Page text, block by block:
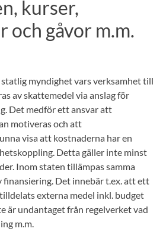
kurser,
och gåvor m.m.
myndighet vars verksamhet till
av skattemedel via anslag för
Det medför ett ansvar att
motiveras och att
visa att kostnaderna har en
Detta gäller inte minst
Inom staten tillämpas samma
finansiering. Det innebär t.ex. att ett
externa medel inkl. budget
är undantaget från regelverket vad
m.m.